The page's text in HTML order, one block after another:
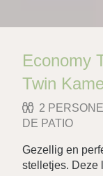
Economy
Twin
2
DE PATIO
Gezellig en
stelletjes. Deze